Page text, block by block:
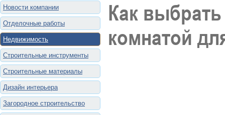
Новости компании
Отделочные работы
Недвижимость
Строительные инструменты
Строительные материалы
Дизайн интерьера
Загородное строительство
Как
комнатой